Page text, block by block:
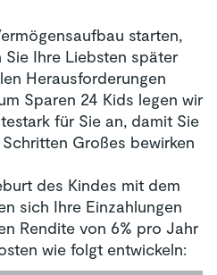
Guthaben zugreifen
Sparen 24 können
24 Kids jetzt aber
Zukunft eines Kindes
wir neben Ihrem
Kindes, für das Sie
da Sie unser
damit vorgeben, wie
sparen möchten. Mit
können Sie bis zu
starten,
Ihre Liebsten später
Herausforderungen
Sparen 24 Kids legen wir
für Sie an, damit Sie
Großes bewirken
des Kindes mit dem
sich Ihre Einzahlungen
Rendite von 6% pro Jahr
wie folgt entwickeln: